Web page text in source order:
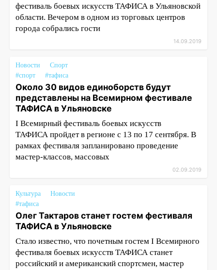
фестиваль боевых искусств ТАФИСА в Ульяновской
области. Вечером в одном из торговых центров
города собрались гости
14.09.2019
Новости
Спорт
#спорт
#тафиса
Около 30 видов единоборств будут
представлены на Всемирном фестивале
ТАФИСА в Ульяновске
I Всемирный фестиваль боевых искусств
ТАФИСА пройдет в регионе с 13 по 17 сентября. В
рамках фестиваля запланировано проведение
мастер-классов, массовых
02.09.2019
Культура
Новости
#тафиса
Олег Тактаров станет гостем фестиваля
ТАФИСА в Ульяновске
Стало известно, что почетным гостем I Всемирного
фестиваля боевых искусств ТАФИСА станет
российский и американский спортсмен, мастер